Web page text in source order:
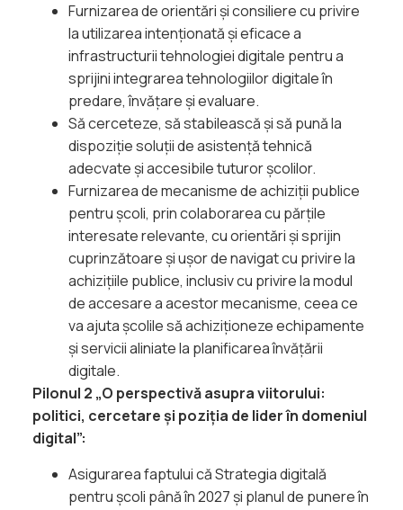
Furnizarea de orientări și consiliere cu privire
la utilizarea intenționată și eficace a
infrastructurii tehnologiei digitale pentru a
sprijini integrarea tehnologiilor digitale în
predare, învățare și evaluare.
Să cerceteze, să stabilească și să pună la
dispoziție soluții de asistență tehnică
adecvate și accesibile tuturor școlilor.
Furnizarea de mecanisme de achiziții publice
pentru școli, prin colaborarea cu părțile
interesate relevante, cu orientări și sprijin
cuprinzătoare și ușor de navigat cu privire la
achizițiile publice, inclusiv cu privire la modul
de accesare a acestor mecanisme, ceea ce
va ajuta școlile să achiziționeze echipamente
și servicii aliniate la planificarea învățării
digitale.
Pilonul 2 „O perspectivă asupra viitorului:
politici, cercetare și poziția de lider în domeniul
digital”:
Asigurarea faptului că Strategia digitală
pentru școli până în 2027 și planul de punere în